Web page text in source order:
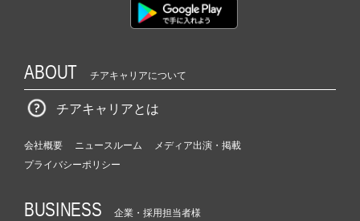
ABOUT チアキャリアについて
チアキャリアとは
会社概要 ニュースルーム
メディア出演・掲載
プライバシーポリシー
BUSINESS 企業・採用担当者様